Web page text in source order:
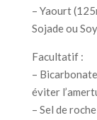
– Yaourt
Sojade ou
Facultatif :
–
éviter
– Sel de